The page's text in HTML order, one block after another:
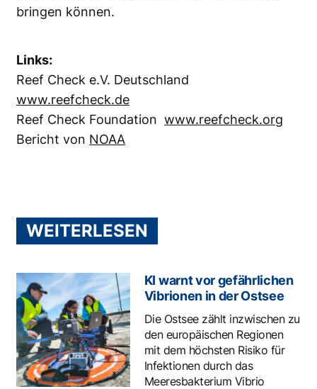
bringen können.
Links:
Reef Check e.V. Deutschland
www.reefcheck.de
Reef Check Foundation www.reefcheck.org
Bericht von NOAA
WEITERLESEN
KI warnt vor gefährlichen
Vibrionen in der Ostsee
Die Ostsee zählt inzwischen zu
den europäischen Regionen
mit dem höchsten Risiko für
Infektionen durch das
Meeresbakterium Vibrio